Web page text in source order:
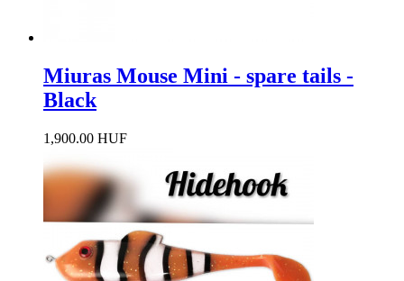
Miuras Mouse Mini - spare tails -
Black
1,900.00 HUF